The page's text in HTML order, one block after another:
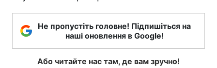
Не пропустіть головне! Підпишіться на
наші оновлення в Google!
Або читайте нас там, де вам зручно!